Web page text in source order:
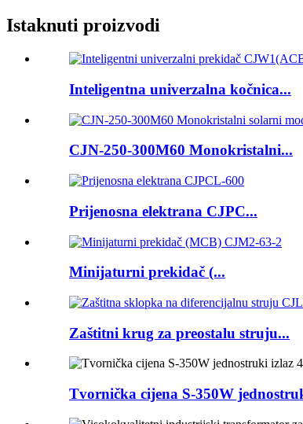
Istaknuti proizvodi
Inteligentna univerzalna kočnica...
CJN-250-300M60 Monokristalni...
Prijenosna elektrana CJPC...
Minijaturni prekidač (...
Zaštitni krug za preostalu struju...
Tvornička cijena S-350W